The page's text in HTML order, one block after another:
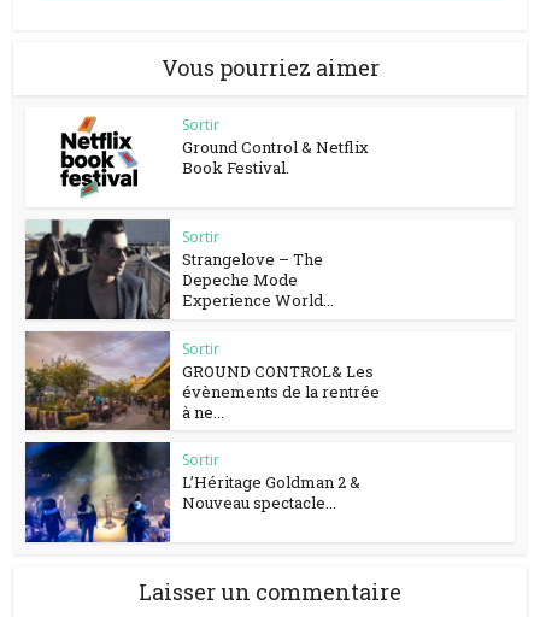
Vous pourriez aimer
Sortir
Ground Control & Netflix
Book Festival.
Sortir
Strangelove – The
Depeche Mode
Experience World...
Sortir
GROUND CONTROL& Les
évènements de la rentrée
à ne...
Sortir
L’Héritage Goldman 2 &
Nouveau spectacle...
Laisser un commentaire